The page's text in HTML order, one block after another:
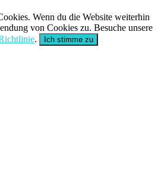
Wenn du die Website weiterhin
von Cookies zu. Besuche unsere
. Ich stimme zu